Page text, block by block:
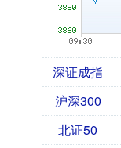
深证成指
沪深300
北证50